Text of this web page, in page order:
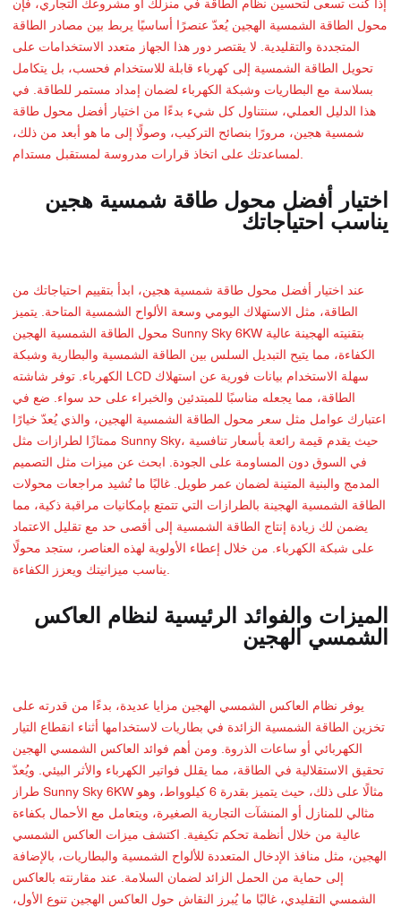
إذا كنت تسعى لتحسين نظام الطاقة في منزلك أو مشروعك التجاري، فإن
محول الطاقة الشمسية الهجين يُعدّ عنصرًا أساسيًا يربط بين مصادر الطاقة
المتجددة والتقليدية. لا يقتصر دور هذا الجهاز متعدد الاستخدامات على
تحويل الطاقة الشمسية إلى كهرباء قابلة للاستخدام فحسب، بل يتكامل
بسلاسة مع البطاريات وشبكة الكهرباء لضمان إمداد مستمر للطاقة. في
هذا الدليل العملي، سنتناول كل شيء بدءًا من اختيار أفضل محول طاقة
شمسية هجين، مرورًا بنصائح التركيب، وصولًا إلى ما هو أبعد من ذلك،
لمساعدتك على اتخاذ قرارات مدروسة لمستقبل مستدام.
اختيار أفضل محول طاقة شمسية هجين
يناسب احتياجاتك
عند اختيار أفضل محول طاقة شمسية هجين، ابدأ بتقييم احتياجاتك من
الطاقة، مثل الاستهلاك اليومي وسعة الألواح الشمسية المتاحة. يتميز
محول الطاقة الشمسية الهجين Sunny Sky 6KW بتقنيته الهجينة عالية
الكفاءة، مما يتيح التبديل السلس بين الطاقة الشمسية والبطارية وشبكة
الكهرباء. توفر شاشته LCD سهلة الاستخدام بيانات فورية عن استهلاك
الطاقة، مما يجعله مناسبًا للمبتدئين والخبراء على حد سواء. ضع في
اعتبارك عوامل مثل سعر محول الطاقة الشمسية الهجين، والذي يُعدّ خيارًا
ممتازًا لطرازات مثل Sunny Sky، حيث يقدم قيمة رائعة بأسعار تنافسية
في السوق دون المساومة على الجودة. ابحث عن ميزات مثل التصميم
المدمج والبنية المتينة لضمان عمر طويل. غالبًا ما تُشيد مراجعات محولات
الطاقة الشمسية الهجينة بالطرازات التي تتمتع بإمكانيات مراقبة ذكية، مما
يضمن لك زيادة إنتاج الطاقة الشمسية إلى أقصى حد مع تقليل الاعتماد
على شبكة الكهرباء. من خلال إعطاء الأولوية لهذه العناصر، ستجد محولًا
يناسب ميزانيتك ويعزز الكفاءة.
الميزات والفوائد الرئيسية لنظام العاكس
الشمسي الهجين
يوفر نظام العاكس الشمسي الهجين مزايا عديدة، بدءًا من قدرته على
تخزين الطاقة الشمسية الزائدة في بطاريات لاستخدامها أثناء انقطاع التيار
الكهربائي أو ساعات الذروة. ومن أهم فوائد العاكس الشمسي الهجين
تحقيق الاستقلالية في الطاقة، مما يقلل فواتير الكهرباء والأثر البيئي. ويُعدّ
طراز Sunny Sky 6KW مثالًا على ذلك، حيث يتميز بقدرة 6 كيلوواط، وهو
مثالي للمنازل أو المنشآت التجارية الصغيرة، ويتعامل مع الأحمال بكفاءة
عالية من خلال أنظمة تحكم تكيفية. اكتشف ميزات العاكس الشمسي
الهجين، مثل منافذ الإدخال المتعددة للألواح الشمسية والبطاريات، بالإضافة
إلى حماية من الحمل الزائد لضمان السلامة. عند مقارنته بالعاكس
الشمسي التقليدي، غالبًا ما يُبرز النقاش حول العاكس الهجين تنوع الأول،